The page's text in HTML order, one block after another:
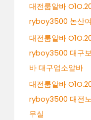
대전룸알바
ryboy3500 논산
대전룸알바
ryboy3500 대구
바 대구업소알바
대전룸알바
ryboy3500 대전
무실